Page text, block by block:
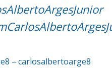
– carlosalbertoarge8